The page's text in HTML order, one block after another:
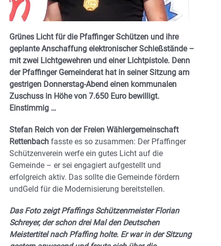
Grünes Licht für die Pfaffinger Schützen und ihre
geplante Anschaffung elektronischer Schießstände –
mit zwei Lichtgewehren und einer Lichtpistole. Denn
der Pfaffinger Gemeinderat hat in seiner Sitzung am
gestrigen Donnerstag-Abend einen kommunalen
Zuschuss in Höhe von 7.650 Euro bewilligt.
Einstimmig …
Stefan Reich von der Freien Wählergemeinschaft
Rettenbach fasste es so zusammen: Der Pfaffinger
Schützenverein werfe ein gutes Licht auf die
Gemeinde – er sei engagiert aufgestellt und
erfolgreich aktiv. Das sollte die Gemeinde fördern
undGeld für die Modernisierung bereitstellen.
Das Foto zeigt Pfaffings Schützenmeister Florian
Schreyer, der schon drei Mal den Deutschen
Meistertitel nach Pfaffing holte. Er war in der Sitzung